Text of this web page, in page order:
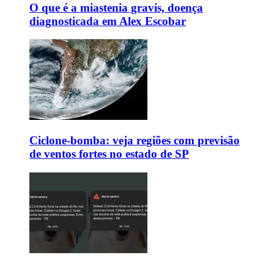
O que é a miastenia gravis, doença
diagnosticada em Alex Escobar
Ciclone-bomba: veja regiões com previsão
de ventos fortes no estado de SP